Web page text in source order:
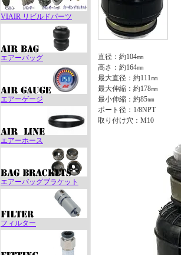
VIAIR リビルドパーツ
エアーバッグ
エアーゲージ
エアーホース
エアーバッグブラケット
フィルター
直径：約104㎜
高さ：約164㎜
最大直径：約111㎜
最大伸縮：約178㎜
最小伸縮：約85㎜
ポート径：1/8NPT
取り付け穴：M10